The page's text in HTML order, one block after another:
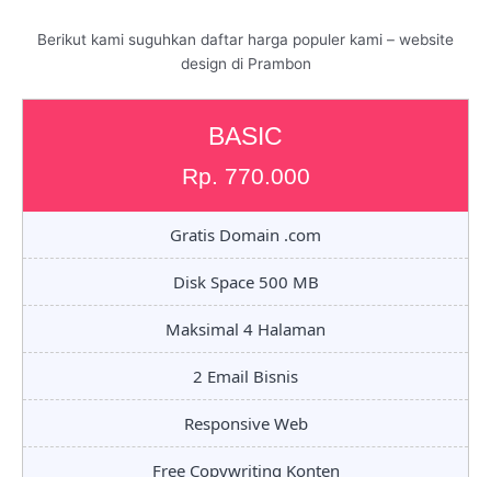
Berikut kami suguhkan daftar harga populer kami – website
design di Prambon
BASIC
Rp. 770.000
Gratis Domain .com
Disk Space 500 MB
Maksimal 4 Halaman
2 Email Bisnis
Responsive Web
Free Copywriting Konten